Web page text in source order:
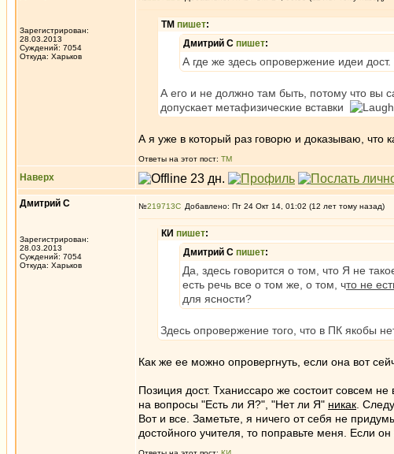
Зарегистрирован:
28.03.2013
Суждений: 7054
Откуда: Харьков
ТМ пишет:
Дмитрий С пишет:
А где же здесь опровержение идеи
А его и не должно там быть, потому что вы
допускает метафизические вставки
А я уже в который раз говорю и доказываю, что
Ответы на этот пост: ТМ
Наверх
Дмитрий С
Зарегистрирован:
28.03.2013
Суждений: 7054
Откуда: Харьков
№219713 Добавлено: Пт 24 Окт 14, 01:02 (12 лет тому назад)
КИ пишет:
Дмитрий С пишет:
Да, здесь говорится о том, что Я не
есть речь все о том же, о том, что не
для ясности?
Здесь опровержение того, что в ПК якобы
Как же ее можно опровергнуть, если она вот
Позиция дост. Тханиссаро же состоит совсем
на вопросы "Есть ли Я?", "Нет ли Я" никак .
Вот и все. Заметьте, я ничего от себя не
достойного учителя, то поправьте меня. Если он